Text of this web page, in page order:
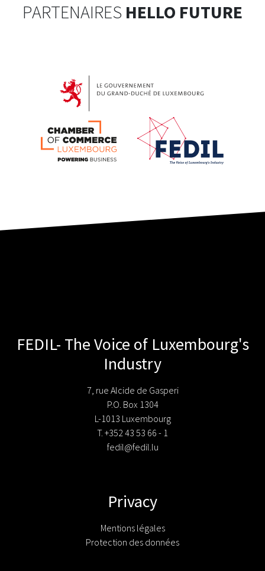
PARTENAIRES HELLO FUTURE
FEDIL- The Voice of Luxembourg's
Industry
7, rue Alcide de Gasperi
P.O. Box 1304
L-1013 Luxembourg
T. +352 43 53 66 - 1
fedil@fedil.lu
Privacy
Mentions légales
Protection des données